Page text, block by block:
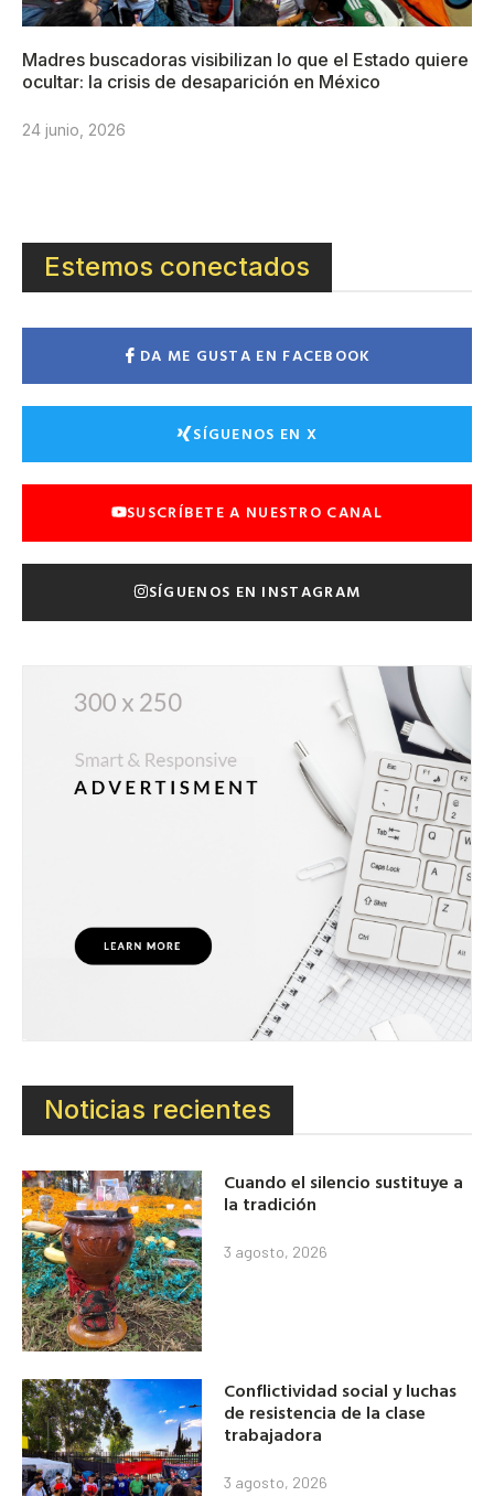
Madres buscadoras visibilizan lo que el Estado quiere
ocultar: la crisis de desaparición en México
24 junio, 2026
Estemos conectados
DA ME GUSTA EN FACEBOOK
SÍGUENOS EN X
SUSCRÍBETE A NUESTRO CANAL
SÍGUENOS EN INSTAGRAM
Noticias recientes
Cuando el silencio sustituye a
la tradición
3 agosto, 2026
Conflictividad social y luchas
de resistencia de la clase
trabajadora
3 agosto, 2026